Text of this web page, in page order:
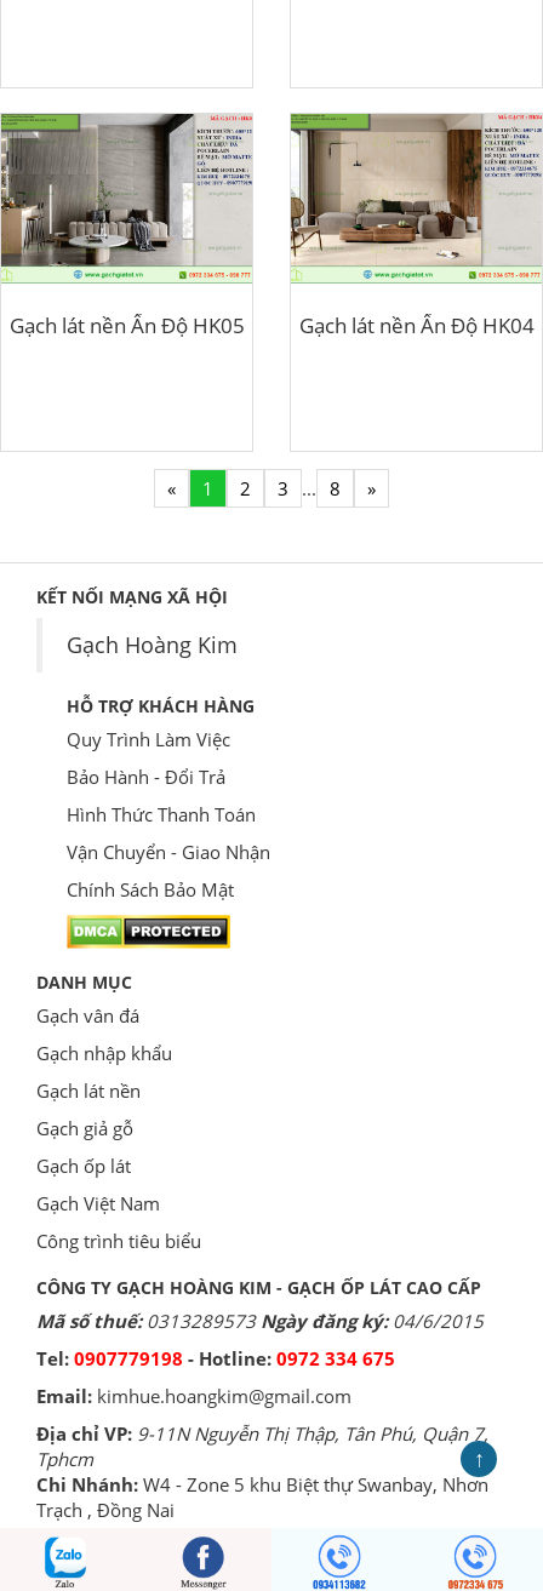
Gạch lát nền Ấn Độ HK05 Gạch lát nền Ấn Độ HK04
« 1 2 3 ... 8 »
KẾT NỐI MẠNG XÃ HỘI
Gạch Hoàng Kim
HỖ TRỢ KHÁCH HÀNG
Quy Trình Làm Việc
Bảo Hành - Đổi Trả
Hình Thức Thanh Toán
Vận Chuyển - Giao Nhận
Chính Sách Bảo Mật
DANH MỤC
Gạch vân đá
Gạch nhập khẩu
Gạch lát nền
Gạch giả gỗ
Gạch ốp lát
Gạch Việt Nam
Công trình tiêu biểu
CÔNG TY GẠCH HOÀNG KIM - GẠCH ỐP LÁT CAO CẤP
Mã số thuế:0313289573Ngày đăng ký:04/6/2015
Tel: 0907779198 - Hotline: 0972 334 675
Email: kimhue.hoangkim@gmail.com
Địa chỉ VP: 9-11N Nguyễn Thị Thập, Tân Phú, Quận 7,
Tphcm
Chi Nhánh: W4 - Zone 5 khu Biệt thự Swanbay, Nhơn
Trạch , Đồng Nai
↑